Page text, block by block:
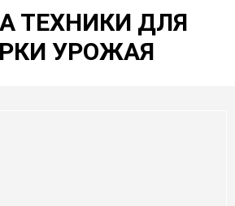
ТЕХНИКИ ДЛЯ
УРОЖАЯ